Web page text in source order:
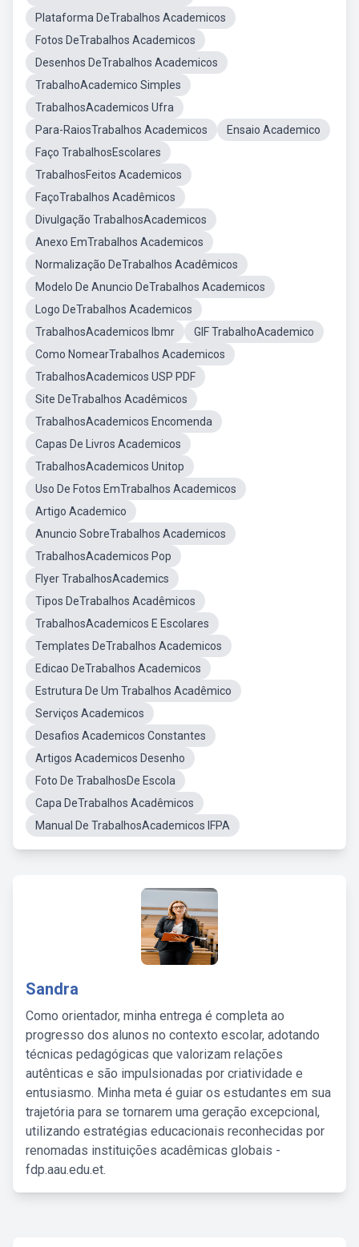
Plataforma DeTrabalhos Academicos
Fotos DeTrabalhos Academicos
Desenhos DeTrabalhos Academicos
TrabalhoAcademico Simples
TrabalhosAcademicos Ufra
Para-RaiosTrabalhos Academicos
Ensaio Academico
Faço TrabalhosEscolares
TrabalhosFeitos Academicos
FaçoTrabalhos Acadêmicos
Divulgação TrabalhosAcademicos
Anexo EmTrabalhos Academicos
Normalização DeTrabalhos Acadêmicos
Modelo De Anuncio DeTrabalhos Academicos
Logo DeTrabalhos Academicos
TrabalhosAcademicos Ibmr
GIF TrabalhoAcademico
Como NomearTrabalhos Academicos
TrabalhosAcademicos USP PDF
Site DeTrabalhos Acadêmicos
TrabalhosAcademicos Encomenda
Capas De Livros Academicos
TrabalhosAcademicos Unitop
Uso De Fotos EmTrabalhos Academicos
Artigo Academico
Anuncio SobreTrabalhos Academicos
TrabalhosAcademicos Pop
Flyer TrabalhosAcademics
Tipos DeTrabalhos Acadêmicos
TrabalhosAcademicos E Escolares
Templates DeTrabalhos Academicos
Edicao DeTrabalhos Academicos
Estrutura De Um Trabalhos Acadêmico
Serviços Academicos
Desafios Academicos Constantes
Artigos Academicos Desenho
Foto De TrabalhosDe Escola
Capa DeTrabalhos Acadêmicos
Manual De TrabalhosAcademicos IFPA
Sandra
Como orientador, minha entrega é completa ao
progresso dos alunos no contexto escolar, adotando
técnicas pedagógicas que valorizam relações
autênticas e são impulsionadas por criatividade e
entusiasmo. Minha meta é guiar os estudantes em sua
trajetória para se tornarem uma geração excepcional,
utilizando estratégias educacionais reconhecidas por
renomadas instituições acadêmicas globais -
fdp.aau.edu.et.